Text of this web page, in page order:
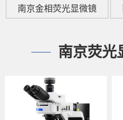
南京金相荧光显微镜
南京荧光